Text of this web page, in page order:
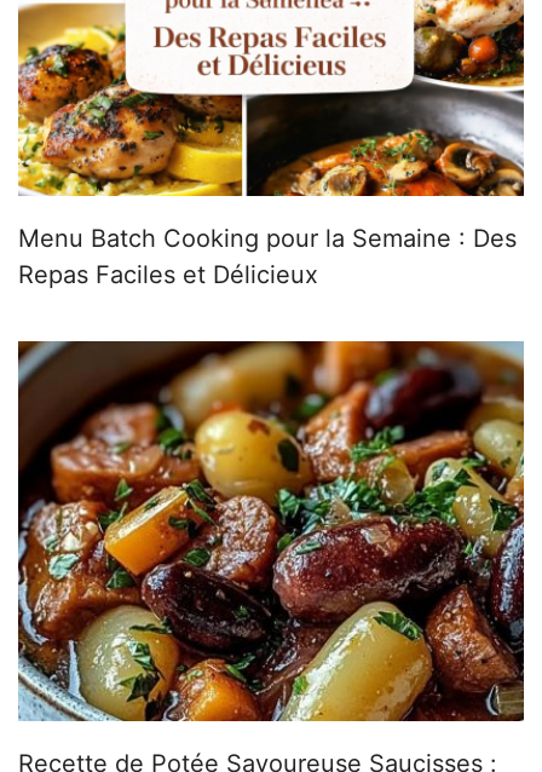
Menu Batch Cooking pour la Semaine : Des
Repas Faciles et Délicieux
Recette de Potée Savoureuse Saucisses :